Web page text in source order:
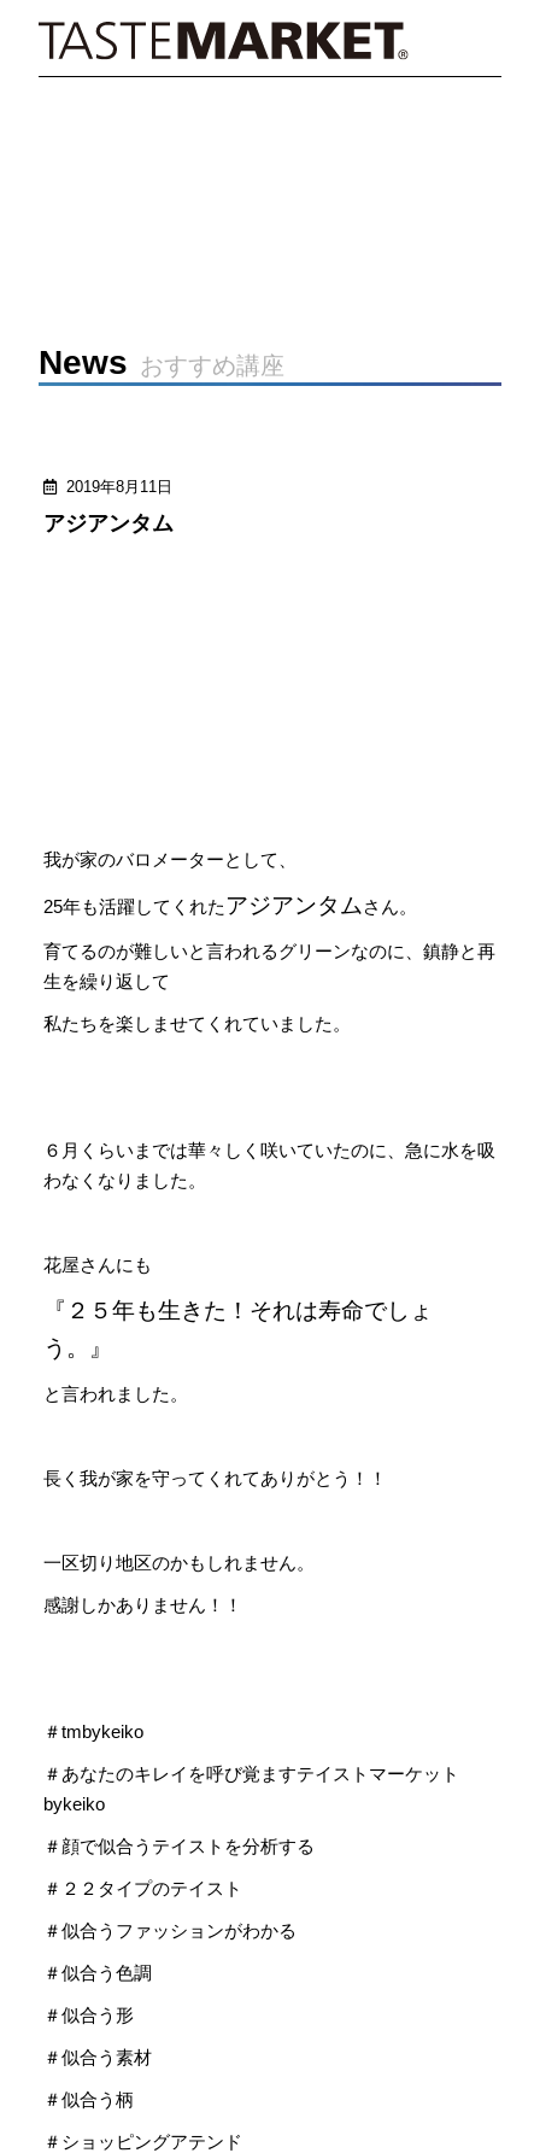
News おすすめ講座
2019年8月11日
アジアンタム
我が家のバロメーターとして、
25年も活躍してくれた アジアンタム さん。
育てるのが難しいと言われるグリーンなのに、鎮静と再
生を繰り返して
私たちを楽しませてくれていました。
６月くらいまでは華々しく咲いていたのに、急に水を吸
わなくなりました。
花屋さんにも
『２５年も生きた！それは寿命でしょ
う。』
と言われました。
長く我が家を守ってくれてありがとう！！
一区切り地区のかもしれません。
感謝しかありません！！
＃tmbykeiko
＃あなたのキレイを呼び覚ますテイストマーケット
bykeiko
＃顔で似合うテイストを分析する
＃２２タイプのテイスト
＃似合うファッションがわかる
＃似合う色調
＃似合う形
＃似合う素材
＃似合う柄
＃ショッピングアテンド